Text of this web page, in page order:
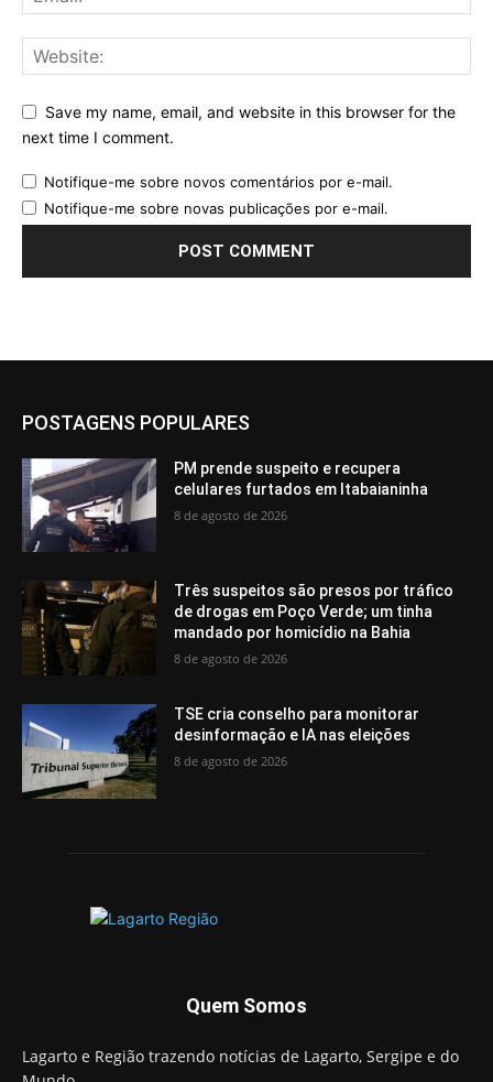
Save my name, email, and website in this browser for the
next time I comment.
Notifique-me sobre novos comentários por e-mail.
Notifique-me sobre novas publicações por e-mail.
POSTAGENS POPULARES
PM prende suspeito e recupera
celulares furtados em Itabaianinha
8 de agosto de 2026
Três suspeitos são presos por tráfico
de drogas em Poço Verde; um tinha
mandado por homicídio na Bahia
8 de agosto de 2026
TSE cria conselho para monitorar
desinformação e IA nas eleições
8 de agosto de 2026
Quem Somos
Lagarto e Região trazendo notícias de Lagarto, Sergipe e do